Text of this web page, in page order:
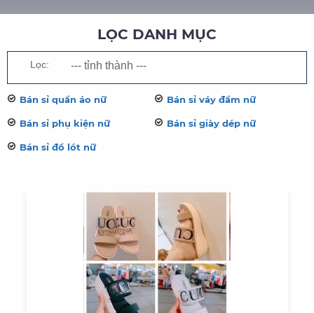
LỌC DANH MỤC
Lọc:
Bán sỉ quần áo nữ Bán sỉ váy đầm nữ
Bán sỉ phụ kiện nữ Bán sỉ giày dép nữ
Bán sỉ đồ lót nữ